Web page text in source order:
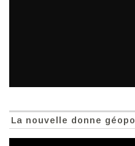
La nouvelle donne